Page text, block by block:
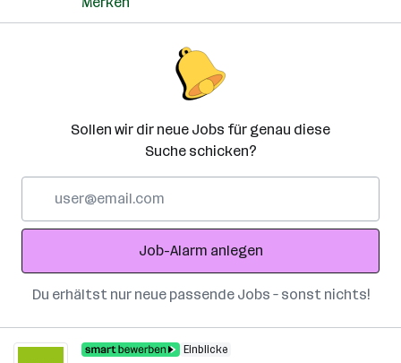
Sollen wir dir neue Jobs für genau diese
Suche schicken?
Adresse
Job-Alarm anlegen
Du erhältst nur neue passende Jobs – sonst nichts!
Einblicke